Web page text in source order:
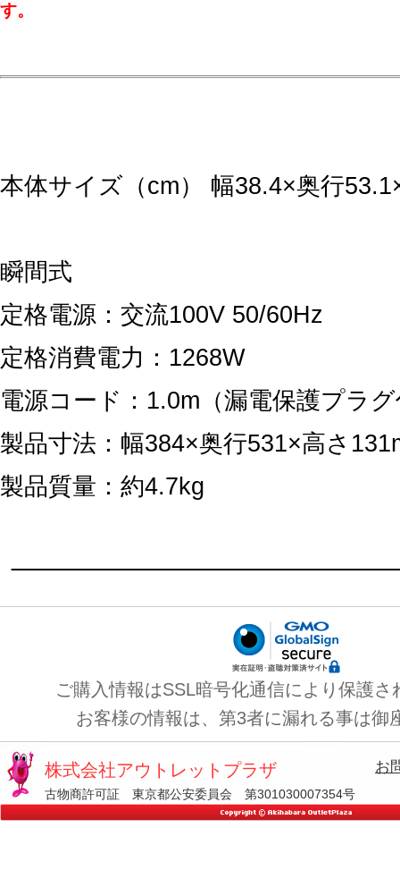
す。
本体サイズ（cm） 幅38.4×奥行
瞬間式
定格電源：交流100V 50/60Hz
定格消費電力：1268W
電源コード：1.0m（漏電保護プラ
製品寸法：幅384×奥行531×高さ
製品質量：約4.7kg
ご購入情報はSSL暗号化通信により保護さ
お客様の情報は、第3者に漏れる事は御
株式会社アウトレットプラザ
古物商許可証 東京都公安委員会 第301030007354号
お